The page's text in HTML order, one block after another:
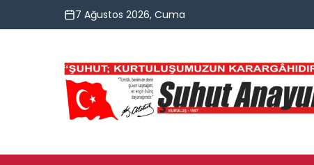
7 Ağustos 2026, Cuma